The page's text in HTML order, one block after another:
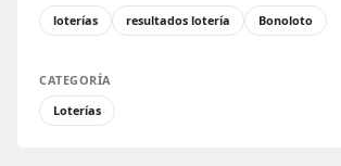
loterías
resultados lotería Bonoloto
CATEGORÍA
Loterías